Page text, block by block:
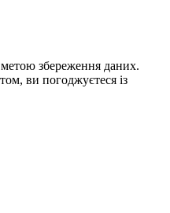
збереження даних.
ви погоджуєтеся із